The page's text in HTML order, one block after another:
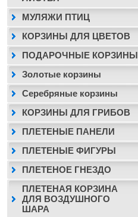
МУЛЯЖИ ПТИЦ
КОРЗИНЫ ДЛЯ ЦВЕТОВ
ПОДАРОЧНЫЕ КОРЗИНЫ
Золотые корзины
Серебряные корзины
КОРЗИНЫ ДЛЯ ГРИБОВ
ПЛЕТЕНЫЕ ПАНЕЛИ
ПЛЕТЕНЫЕ ФИГУРЫ
ПЛЕТЕНОЕ ГНЕЗДО
ПЛЕТЕНАЯ КОРЗИНА
ДЛЯ ВОЗДУШНОГО
ШАРА